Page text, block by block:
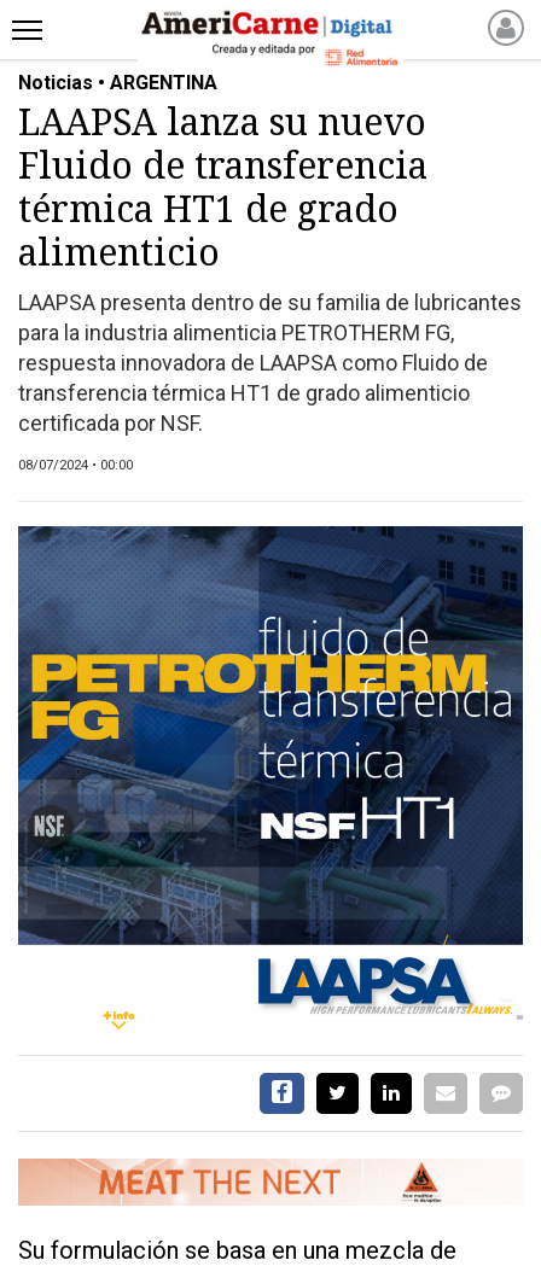
INICIO
NOTICIAS RECIENTES
NOTICIAS
ARTICULOS
PRODUCCIÓN
PROCESO
PRODUCTO
NUEVOS PRODUCTOS
MARKETPLACE
REVISTAS
DE CARNE VACUNA
EVENTOS Y
CAPACITACIONES
DIRECTORIO
CALENDARIO
MEDIA KIT
SERVICIOS
CONTÁCTENOS
DE
PRIVACIDAD
MAPA
SITIO
Noticias • ARGENTINA
LAAPSA lanza su nuevo
Fluido de transferencia
térmica HT1 de grado
alimenticio
LAAPSA presenta dentro de su familia de lubricantes
para la industria alimenticia PETROTHERM FG,
respuesta innovadora de LAAPSA como Fluido de
transferencia térmica HT1 de grado alimenticio
certificada por NSF.
08/07/2024 • 00:00
Su formulación se basa en una mezcla de